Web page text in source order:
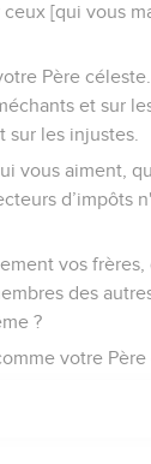
[qui vous
Père
et sur
sur les injustes.
vous aiment,
d’impôts
vos
des
?
votre Père